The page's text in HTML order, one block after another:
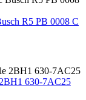
R5 PB 0008 C
630-7AC25